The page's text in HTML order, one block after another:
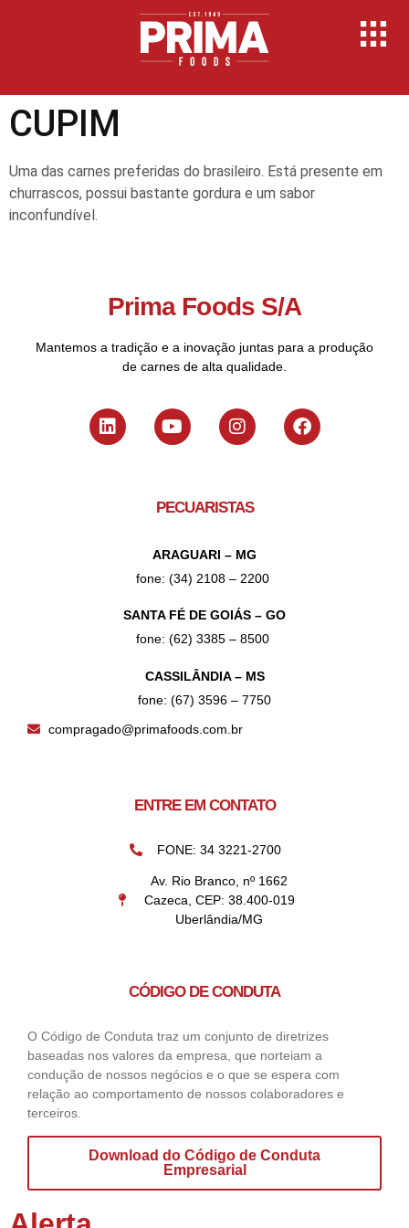
CUPIM
Uma das carnes preferidas do brasileiro. Está presente em
churrascos, possui bastante gordura e um sabor
inconfundível.
Prima Foods S/A
Mantemos a tradição e a inovação juntas para a produção
de carnes de alta qualidade.
PECUARISTAS
ARAGUARI – MG
fone: (34) 2108 – 2200
SANTA FÉ DE GOIÁS – GO
fone: (62) 3385 – 8500
CASSILÂNDIA – MS
fone: (67) 3596 – 7750
compragado@primafoods.com.br
ENTRE EM CONTATO
FONE: 34 3221-2700
Av. Rio Branco, nº 1662
Cazeca, CEP: 38.400-019
Uberlândia/MG
CÓDIGO DE CONDUTA
O Código de Conduta traz um conjunto de diretrizes
baseadas nos valores da empresa, que norteiam a
condução de nossos negócios e o que se espera com
relação ao comportamento de nossos colaboradores e
terceiros.
Download do Código de Conduta
Empresarial